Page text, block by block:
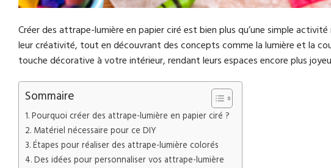
Créer des attrape-lumière en papier ciré est bien plus qu’une simple
leur créativité, tout en découvrant des concepts comme la lumière et la
touche décorative à votre intérieur, rendant leurs espaces encore plus
Sommaire
Pourquoi créer des attrape-lumière en papier ciré ?
Matériel nécessaire pour ce DIY
Étapes pour réaliser des attrape-lumière colorés
Des idées pour personnaliser vos attrape-lumière